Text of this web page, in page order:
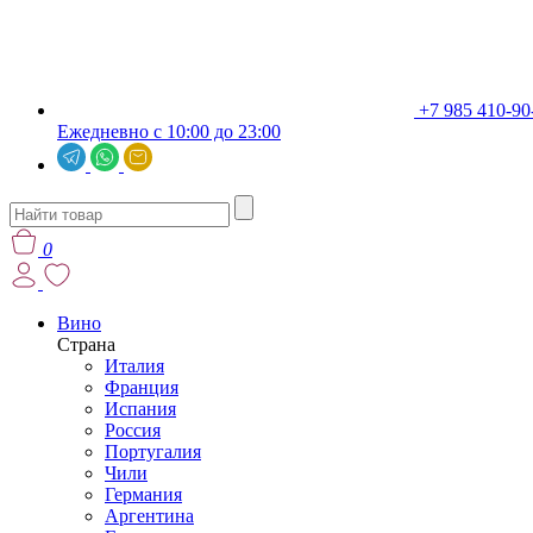
+7 985 410-
Ежедневно с 10:00 до 23:00
0
Вино
Страна
Италия
Франция
Испания
Россия
Португалия
Чили
Германия
Аргентина